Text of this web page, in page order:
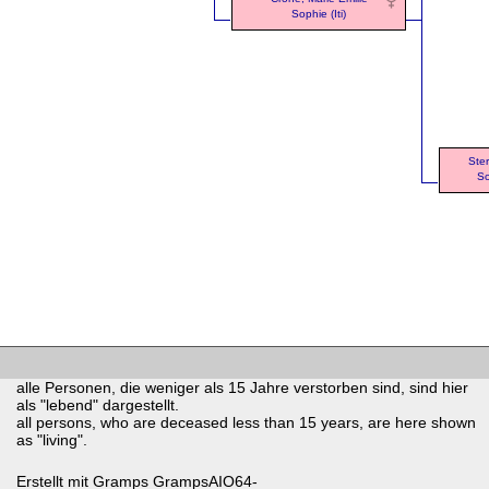
Sophie (Iti)
alle Personen, die weniger als 15 Jahre verstorben sind, sind hier
als "lebend" dargestellt.
all persons, who are deceased less than 15 years, are here shown
as "living".
Erstellt mit Gramps GrampsAIO64-